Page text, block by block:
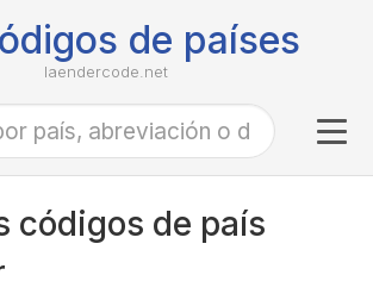
de países
laendercode.net
códigos de país